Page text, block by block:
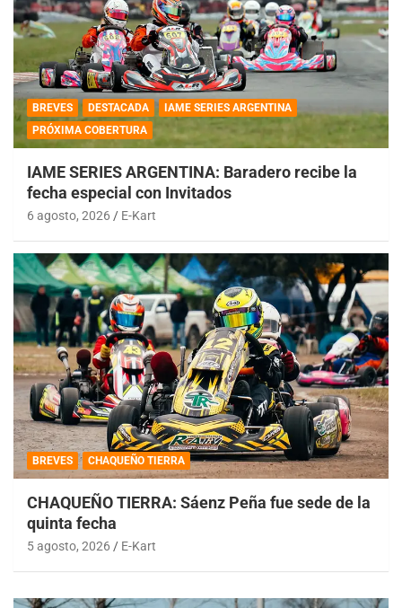
BREVES DESTACADA
IAME SERIES ARGENTINA
PRÓXIMA COBERTURA
IAME SERIES ARGENTINA: Baradero recibe la
fecha especial con Invitados
6 agosto, 2026 E-Kart
BREVES CHAQUEÑO TIERRA
CHAQUEÑO TIERRA: Sáenz Peña fue sede de la
quinta fecha
5 agosto, 2026 E-Kart